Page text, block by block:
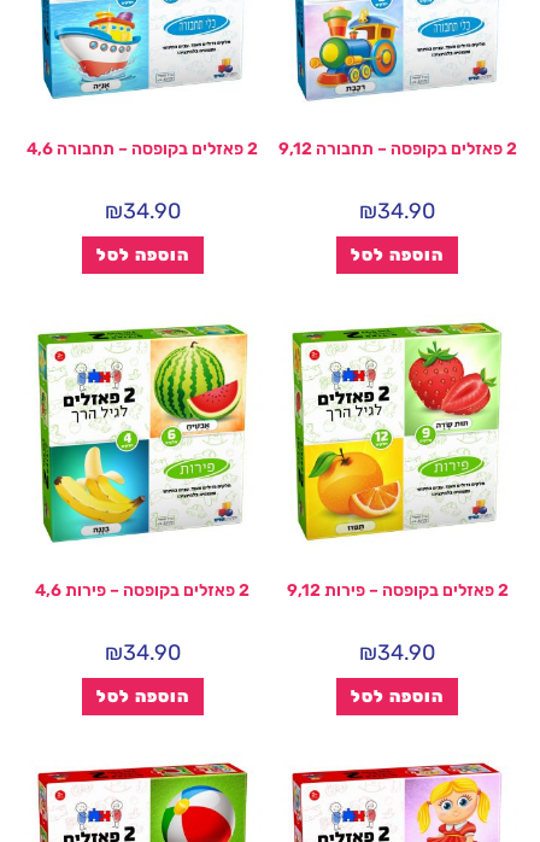
2 פאזלים בקופסה – תחבורה 9,12
₪34.90
הוספה לסל
2 פאזלים בקופסה – תחבורה 4,6
₪34.90
הוספה לסל
2 פאזלים בקופסה – פירות 9,12
₪34.90
הוספה לסל
2 פאזלים בקופסה – פירות 4,6
₪34.90
הוספה לסל